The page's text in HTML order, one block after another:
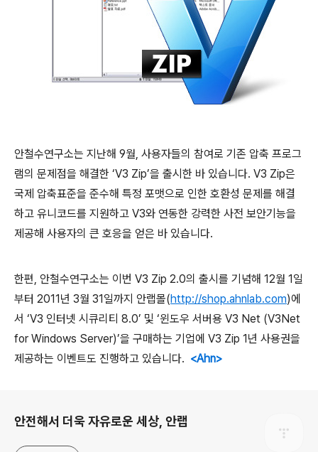
안철수연구소는 지난해 9월, 사용자들의 참여로 기존 압축 프로그
램의 문제점을 해결한 ‘V3 Zip’을 출시한 바 있습니다. V3 Zip은
국제 압축표준을 준수해 특정 포맷으로 인한 호환성 문제를 해결
하고 유니코드를 지원하고 V3와 연동한 강력한 사전 보안기능을
제공해 사용자의 큰 호응을 얻은 바 있습니다.
한편, 안철수연구소는 이번 V3 Zip 2.0의 출시를 기념해 12월 1일
부터 2011년 3월 31일까지 안랩몰(http://shop.ahnlab.com)에
서 ‘V3 인터넷 시큐리티 8.0’ 및 ‘윈도우 서버용 V3 Net (V3Net
for Windows Server)’을 구매하는 기업에 V3 Zip 1년 사용권을
제공하는 이벤트도 진행하고 있습니다. <Ahn>
안전해서 더욱 자유로운 세상, 안랩